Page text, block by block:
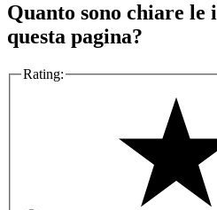
Quanto sono chiare le
questa pagina?
Rating: